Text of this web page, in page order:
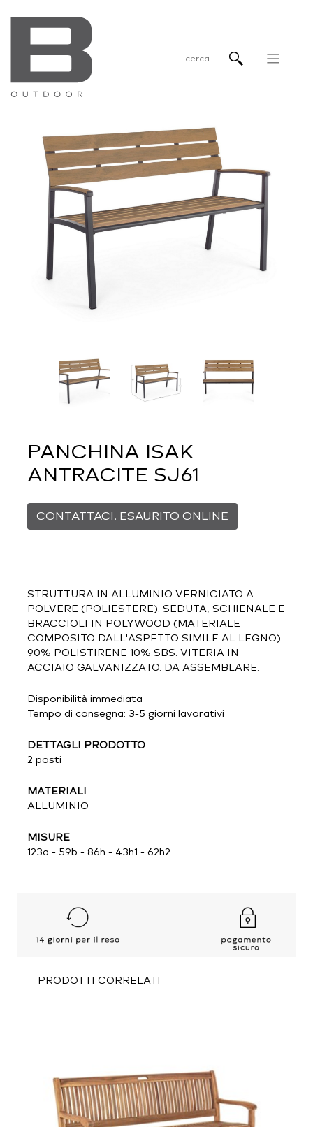
PANCHINA ISAK
ANTRACITE SJ61
CONTATTACI. ESAURITO ONLINE
STRUTTURA IN ALLUMINIO VERNICIATO A
POLVERE (POLIESTERE). SEDUTA, SCHIENALE E
BRACCIOLI IN POLYWOOD (MATERIALE
COMPOSITO DALL'ASPETTO SIMILE AL LEGNO)
90% POLISTIRENE 10% SBS. VITERIA IN
ACCIAIO GALVANIZZATO. DA ASSEMBLARE.
Disponibilità immediata
Tempo di consegna: 3-5 giorni lavorativi
DETTAGLI PRODOTTO
2 posti
MATERIALI
ALLUMINIO
MISURE
123a - 59b - 86h - 43h1 - 62h2
PRODOTTI CORRELATI